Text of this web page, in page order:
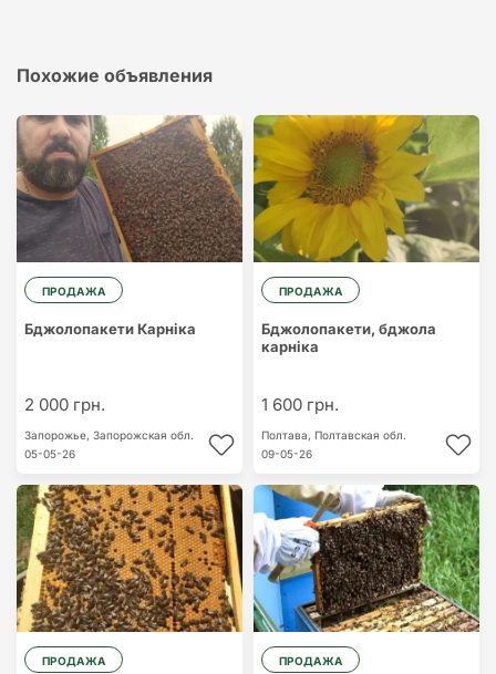
Похожие объявления
ПРОДАЖА
Бджолопакети Карніка
2 000 грн.
Запорожье, Запорожская обл.
05-05-26
ПРОДАЖА
Бджолопакети, бджола
карніка
1 600 грн.
Полтава, Полтавская обл.
09-05-26
ПРОДАЖА ПРОДАЖА